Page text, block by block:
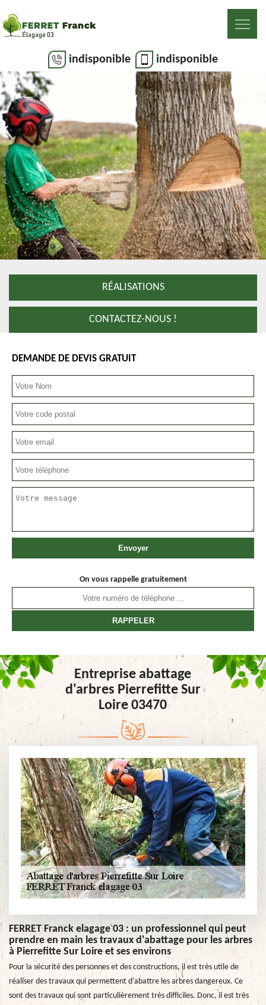
indisponible indisponible
RÉALISATIONS
CONTACTEZ-NOUS !
DEMANDE DE DEVIS GRATUIT
On vous rappelle gratuitement
Entreprise abattage
d'arbres Pierrefitte Sur
Loire 03470
FERRET Franck elagage 03 : un professionnel qui peut
prendre en main les travaux d'abattage pour les arbres
à Pierrefitte Sur Loire et ses environs
Pour la sécurité des personnes et des constructions, il est très utile de
réaliser des travaux qui permettent d'abattre les arbres dangereux. Ce
sont des travaux qui sont particulièrement très difficiles. Donc, il est très